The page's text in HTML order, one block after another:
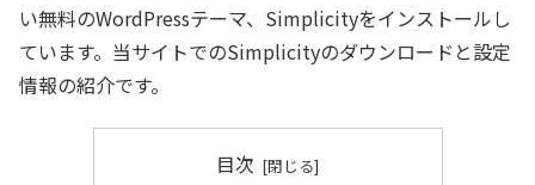
い無料のWordPressテーマ、Simplicityをインストールし
ています。当サイトでのSimplicityのダウンロードと設定
情報の紹介です。
目次